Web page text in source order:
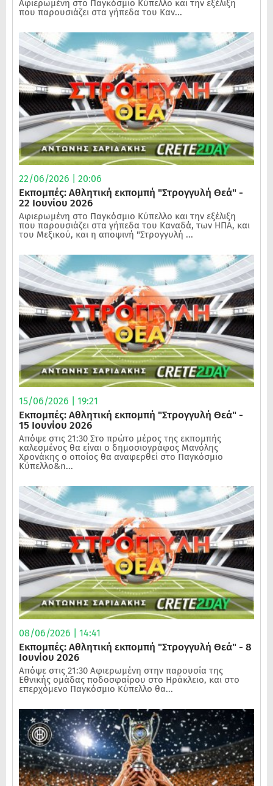
Αφιερωμένη στο Παγκόσμιο Κύπελλο και την εξέλιξη
που παρουσιάζει στα γήπεδα του Καν...
22/06/2026 | 20:06
Εκπομπές: Αθλητική εκπομπή "Στρογγυλή Θεά" -
22 Ιουνίου 2026
Αφιερωμένη στο Παγκόσμιο Κύπελλο και την εξέλιξη
που παρουσιάζει στα γήπεδα του Καναδά, των ΗΠΑ, και
του Μεξικού, και η αποψινή "Στρογγυλή ...
15/06/2026 | 19:21
Εκπομπές: Αθλητική εκπομπή "Στρογγυλή Θεά" -
15 Ιουνίου 2026
Απόψε στις 21:30 Στο πρώτο μέρος της εκπομπής
καλεσμένος θα είναι ο δημοσιογράφος Μανόλης
Χρονάκης ο οποίος θα αναφερθεί στο Παγκόσμιο
Κύπελλο&n...
08/06/2026 | 14:41
Εκπομπές: Αθλητική εκπομπή "Στρογγυλή Θεά" - 8
Ιουνίου 2026
Απόψε στις 21:30 Αφιερωμένη στην παρουσία της
Εθνικής ομάδας ποδοσφαίρου στο Ηράκλειο, και στο
επερχόμενο Παγκόσμιο Κύπελλο θα...